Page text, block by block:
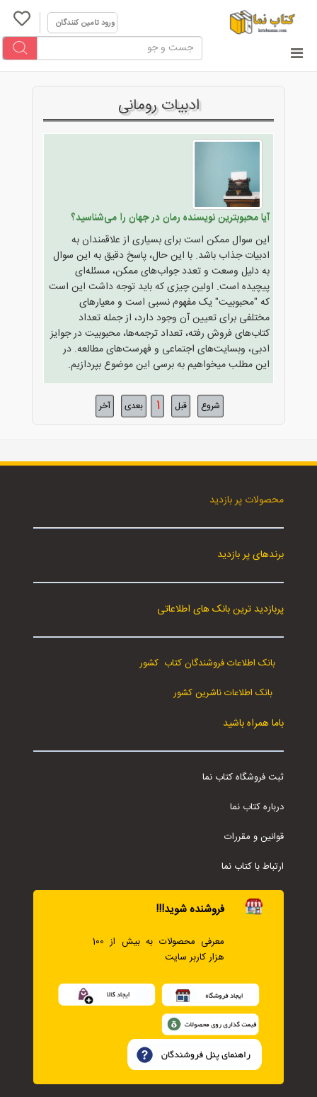
ورود تامین کنندگان
ادبیات رومانی
آیا محبوبترین نویسنده رمان در جهان را می‌شناسید؟
این سوال ممکن است برای بسیاری از علاقمندان به
ادبیات جذاب باشد. با این حال، پاسخ دقیق به این سوال
به دلیل وسعت و تعدد جواب‌های ممکن، مسئله‌ای
پیچیده است. اولین چیزی که باید توجه داشت این است
که "محبوبیت" یک مفهوم نسبی است و معیارهای
مختلفی برای تعیین آن وجود دارد، از جمله تعداد
کتاب‌های فروش رفته، تعداد ترجمه‌ها، محبوبیت در جوایز
ادبی، وبسایت‌های اجتماعی و فهرست‌های مطالعه. در
این مطلب میخواهیم به برسی این موضوع بپردازیم.
شروع قبل 1 بعدی آخر
محصولات پر بازدید
برندهای پر بازدید
پربازدید ترین بانک های اطلاعاتی
بانک اطلاعات فروشندگان کتاب کشور
بانک اطلاعات ناشرین کشور
باما همراه باشید
ثبت فروشگاه کتاب نما
درباره کتاب نما
قوانین و مقررات
ارتباط با کتاب نما
فروشنده شوید!!!
معرفی محصولات به بیش از 100
هزار کاربر سایت